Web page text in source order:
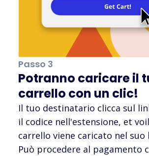
Passo 3
Potranno caricare il
carrello con un clic!
Il tuo destinatario clicca sul
il codice nell'estensione, et
carrello viene caricato nel suo
Può procedere al pagamento